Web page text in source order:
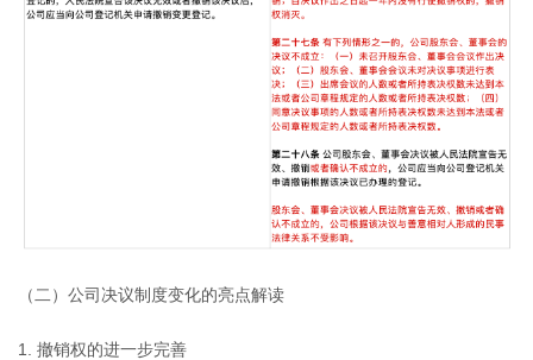
（二）公司决议制度变化的亮点解读
1. 撤销权的进一步完善